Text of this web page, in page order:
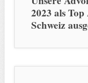
2023 als
Schweiz